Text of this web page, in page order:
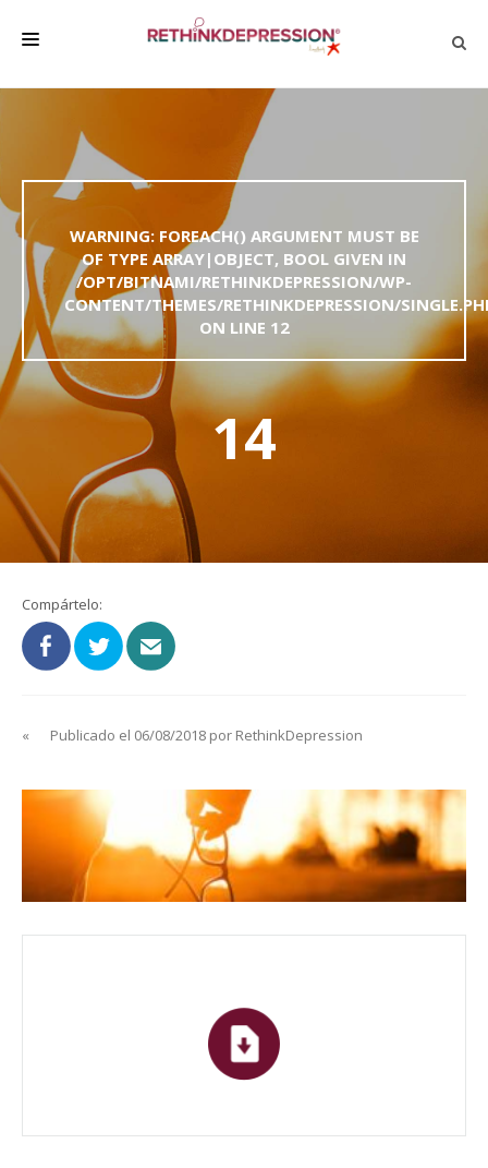
ACERCA DE LA DEPRESIÓN
HABLAR CON LOS DEMÁS
BIENESTAR
FAMILIA Y AMIGOS
EMPRESA
DEPRESSÃO SEM RODEIOS
WARNING: FOREACH() ARGUMENT MUST BE
OF TYPE ARRAY|OBJECT, BOOL GIVEN IN
/OPT/BITNAMI/RETHINKDEPRESSION/WP-
CONTENT/THEMES/RETHINKDEPRESSION/
ON LINE 12
14
Compártelo:
« Publicado el 06/08/2018 por RethinkDepression